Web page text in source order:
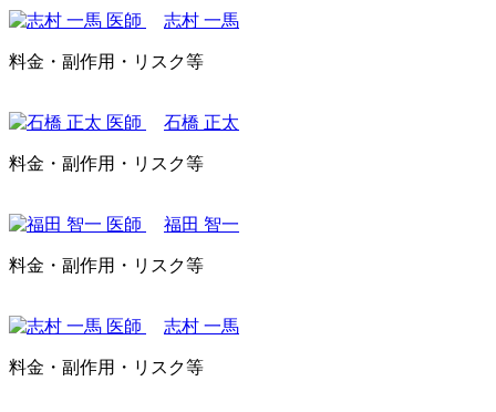
志村 一馬
料金・副作用・リスク等
石橋 正太
料金・副作用・リスク等
福田 智一
料金・副作用・リスク等
志村 一馬
料金・副作用・リスク等